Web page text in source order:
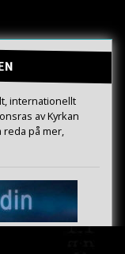
internationellt
av Kyrkan
på mer,